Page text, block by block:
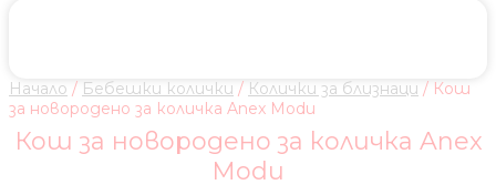
Начало / Бебешки колички / Колички за близнаци / Кош
за новородено за количка Anex Modu
Кош за новородено за количка Anex
Modu